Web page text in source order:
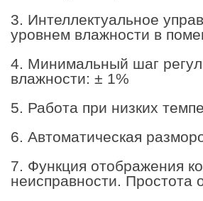
3. Интеллектуальное
уровнем влажности в
4. Минимальный шаг
влажности: ± 1%
5. Работа при низких
6. Автоматическая
7. Функция отображения
неисправности. Простота